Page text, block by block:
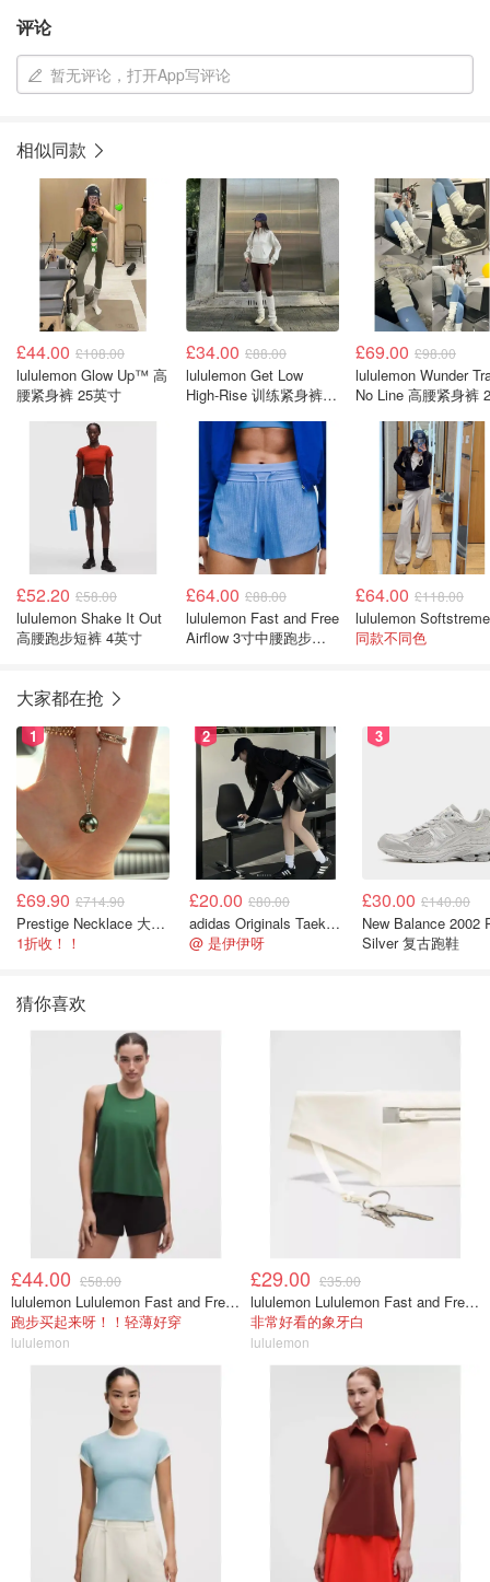
评论
暂无评论，打开App写评论
相似同款
£44.00 £108.00
lululemon Glow Up™ 高
腰紧身裤 25英寸
£34.00 £88.00
lululemon Get Low
High-Rise 训练紧身裤
£69.00 £98.00
lululemon Wunder
No Line 高腰紧身裤
£52.20 £58.00
lululemon Shake It Out
高腰跑步短裤 4英寸
£64.00 £88.00
lululemon Fast and Free
Airflow 3寸中腰跑步短
£64.00 £118.00
同款不同色
大家都在抢
1
£69.90 £714.90
Prestige Necklace 大溪地珍珠项链 10-11mm
1折收！！
2
£20.00 £80.00
adidas Originals Taekwondo 女款黑色运动鞋
@ 是伊伊呀
3
£30.00 £140.00
New Balance 2002
Silver 复古跑鞋
猜你喜欢
£44.00 £58.00
lululemon Lululemon Fast and Free 女士背心
跑步买起来呀！！轻薄好穿
lululemon
£29.00 £35.00
lululemon Lululemon Fast and Free 跑步腰包
非常好看的象牙白
lululemon